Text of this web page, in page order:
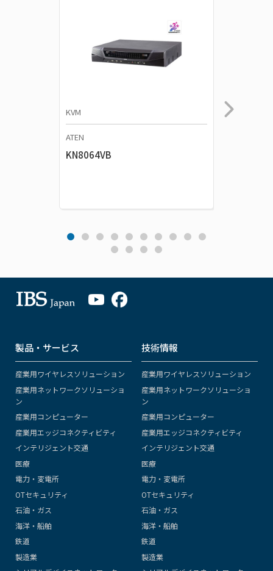
KVM
ATEN
KN8064VB
製品・サービス
産業用ワイヤレスソリューション
産業用ネットワークソリューショ
ン
産業用コンピューター
産業用エッジコネクティビティ
インテリジェント交通
医療
電力・変電所
OTセキュリティ
石油・ガス
海洋・船舶
鉄道
製造業
技術情報
産業用ワイヤレスソリューション
産業用ネットワークソリューショ
ン
産業用コンピューター
産業用エッジコネクティビティ
インテリジェント交通
医療
電力・変電所
OTセキュリティ
石油・ガス
海洋・船舶
鉄道
製造業